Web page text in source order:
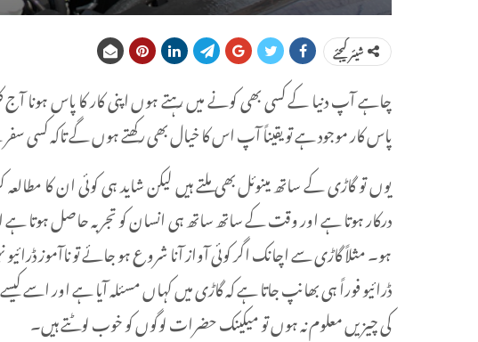
شیئر کیجئے
چاہے آپ دنیا کے کسی بھی کونے میں رہتے ہوں اپنی کار کا پاس
پاس کار موجود ہے تو یقیناً آپ اس کا خیال بھی رکھتے ہوں گے تاکہ کسی
یوں تو گاڑی کے ساتھ مینوئل بھی ملتے ہیں لیکن شاید ہی کوئی ان کا
درکار ہوتا ہے اور وقت کے ساتھ ساتھ ہی انسان کو تجربہ حاصل ہوتا ہے
ہو۔ مثلاً گاڑی سے اچانک اگر کوئی آواز آنا شروع ہو جائے تو ناآموز
ڈرائیو فوراً ہی بھانپ جاتا ہے کہ گاڑی میں کہاں مسئلہ آیا ہے اور اسے
کی چیزیں معلوم نہ ہوں تو میکینک حضرات لوگوں کو خوب لوٹتے ہیں۔